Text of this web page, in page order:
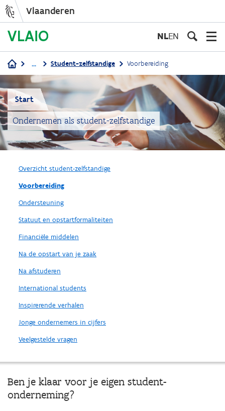
inhoud
gaan
Vlaanderen
NLEN
Kruimelpad
... Student-zelfstandige Voorbereiding
Start
Ondernemen als student-zelfstandige
Overzicht student-zelfstandige
Voorbereiding
Ondersteuning
Statuut en opstartformaliteiten
Financiële middelen
Na de opstart van je zaak
Na afstuderen
International students
Inspirerende verhalen
Jonge ondernemers in cijfers
Veelgestelde vragen
Ben je klaar voor je eigen student-
onderneming?